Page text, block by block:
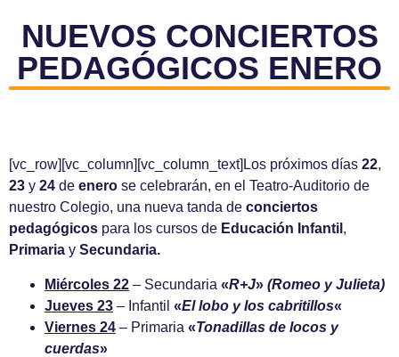
NUEVOS CONCIERTOS
PEDAGÓGICOS ENERO
[vc_row][vc_column][vc_column_text]Los próximos días 22,
23 y 24 de enero se celebrarán, en el Teatro-Auditorio de
nuestro Colegio, una nueva tanda de conciertos
pedagógicos para los cursos de Educación Infantil ,
Primaria y Secundaria.
Miércoles 22 – Secundaria «R+J» (Romeo y Julieta)
Jueves 23 – Infantil «El lobo y los cabritillos«
Viernes 24 – Primaria «Tonadillas de locos y
cuerdas»